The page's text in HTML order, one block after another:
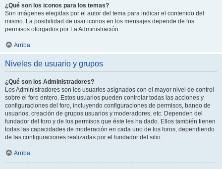
¿Qué son los iconos para los temas?
Son imágenes elegidas por el autor del tema para indicar el contenido del
mismo. La posibilidad de usar iconos en los mensajes depende de los
permisos otorgados por La Administración.
Arriba
Niveles de usuario y grupos
¿Qué son los Administradores?
Los Administradores son los usuarios asignados con el mayor nivel de control
sobre el foro entero. Estos usuarios pueden controlar todas las acciones y
configuraciones del foro, incluyendo configuraciones de permisos, baneo de
usuarios, creación de grupos usuarios y moderadores, etc. Dependen del
fundador del foro y de los permisos que éste les ha dado. Ellos también tienen
todas las capacidades de moderación en cada uno de los foros, dependiendo
de las configuraciones realizadas por el fundador del sitio.
Arriba